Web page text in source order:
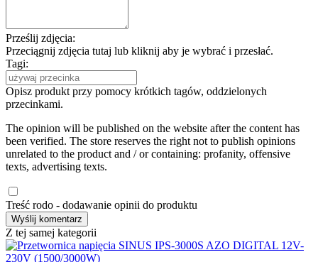
Prześlij zdjęcia:
Przeciągnij zdjęcia tutaj lub kliknij aby je wybrać i przesłać.
Tagi:
Opisz produkt przy pomocy krótkich tagów, oddzielonych
przecinkami.
The opinion will be published on the website after the content has
been verified. The store reserves the right not to publish opinions
unrelated to the product and / or containing: profanity, offensive
texts, advertising texts.
Treść rodo - dodawanie opinii do produktu
Z tej samej kategorii